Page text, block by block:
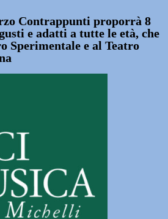
Contrappunti proporrà 8
e adatti a tutte le età, che
Sperimentale e al Teatro